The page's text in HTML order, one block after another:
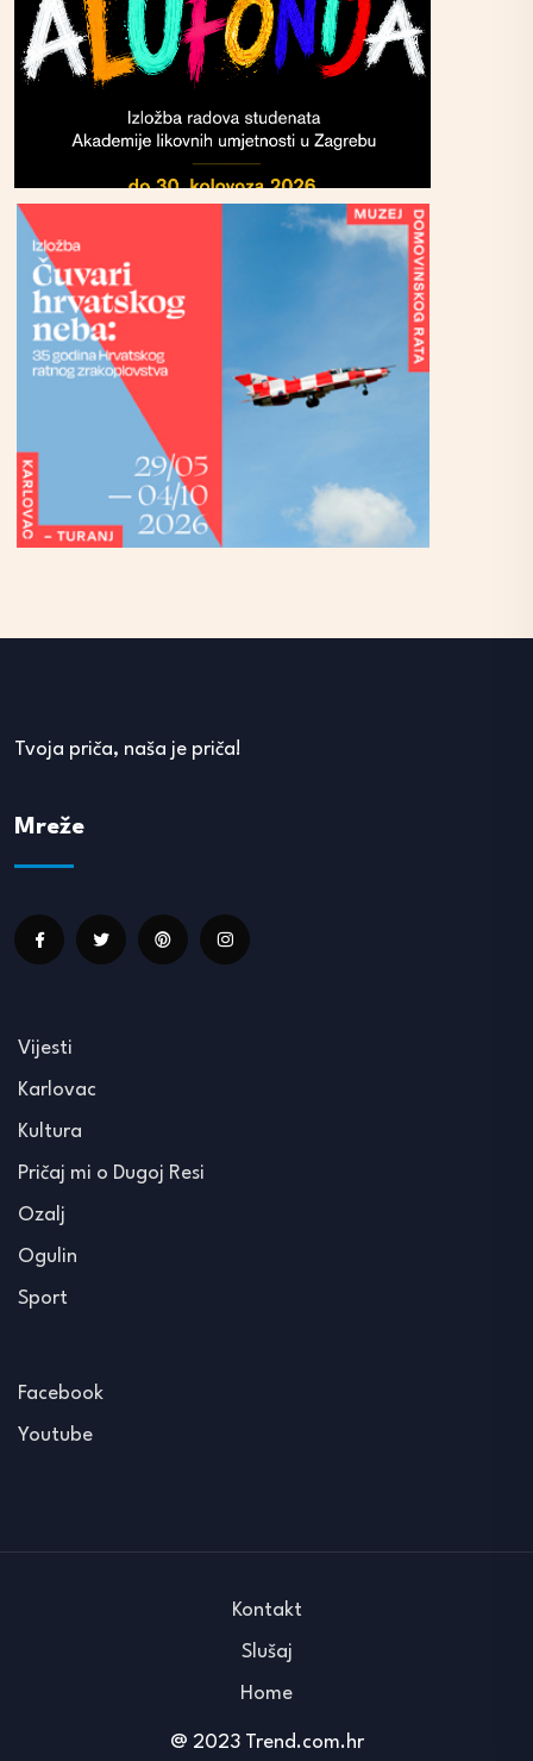
Tvoja priča, naša je priča!
Mreže
Vijesti
Karlovac
Kultura
Pričaj mi o Dugoj Resi
Ozalj
Ogulin
Sport
Facebook
Youtube
@ 2023 Trend.com.hr
Kontakt
Slušaj
Home